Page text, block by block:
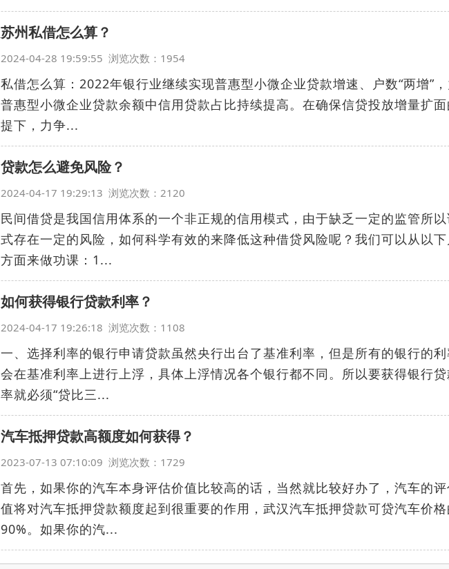
苏州私借怎么算？
2024-04-28 19:59:55 浏览次数：1954
私借怎么算：2022年银行业继续实现普惠型小微企业贷款增速、户数“两增”
普惠型小微企业贷款余额中信用贷款占比持续提高。在确保信贷投放增量扩
提下，力争...
贷款怎么避免风险？
2024-04-17 19:29:13 浏览次数：2120
民间借贷是我国信用体系的一个非正规的信用模式，由于缺乏一定的监管所
式存在一定的风险，如何科学有效的来降低这种借贷风险呢？我们可以从以
方面来做功课：1...
如何获得银行贷款利率？
2024-04-17 19:26:18 浏览次数：1108
一、选择利率的银行申请贷款虽然央行出台了基准利率，但是所有的银行的
会在基准利率上进行上浮，具体上浮情况各个银行都不同。所以要获得银行
率就必须“贷比三...
汽车抵押贷款高额度如何获得？
2023-07-13 07:10:09 浏览次数：1729
首先，如果你的汽车本身评估价值比较高的话，当然就比较好办了，汽车的
值将对汽车抵押贷款额度起到很重要的作用，武汉汽车抵押贷款可贷汽车价
90%。如果你的汽...